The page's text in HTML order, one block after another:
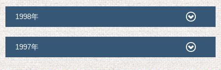
1998年
1997年